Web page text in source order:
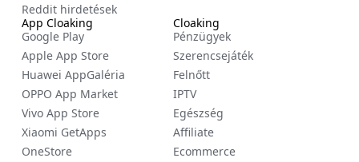
DE
IT
CS
BG
EL
PL
Reddit hirdetések
Cloaking
Pénzügyek
Szerencsejáték
Felnőtt
IPTV
Egészség
Affiliate
Ecommerce
App Cloaking
Google Play
Apple App Store
Huawei AppGaléria
OPPO App Market
Vivo App Store
Xiaomi GetApps
OneStore